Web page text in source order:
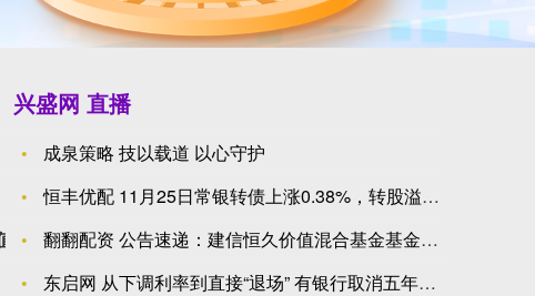
美联储穆萨莱姆： 未来人工智能带来的生产率提升幅度存在高度不确定性， 为追求更高国内生产总值而放宽政策将是错误之举。
美联储穆萨莱姆： 未来人工智能带来的生产率提升幅度存在
兴盛网 直播
成泉策略 技以载道 以心守护
恒丰优配 11月25日常银转债上涨0.38%，转股溢价率7.
翻翻配资 公告速递：建信恒久价值混合基金基金暂停大额申购、大
东启网 从下调利率到直接“退场” 有银行取消五年期定存产品